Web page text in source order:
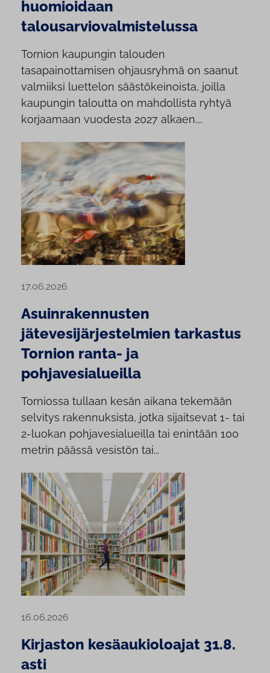
huomioidaan
talousarviovalmistelussa
Tornion kaupungin talouden
tasapainottamisen ohjausryhmä on saanut
valmiiksi luettelon säästökeinoista, joilla
kaupungin taloutta on mahdollista ryhtyä
korjaamaan vuodesta 2027 alkaen....
17.06.2026
Asuinrakennusten
jätevesijärjestelmien tarkastus
Tornion ranta- ja
pohjavesialueilla
Torniossa tullaan kesän aikana tekemään
selvitys rakennuksista, jotka sijaitsevat 1- tai
2-luokan pohjavesialueilla tai enintään 100
metrin päässä vesistön tai...
16.06.2026
Kirjaston kesäaukioloajat 31.8.
asti